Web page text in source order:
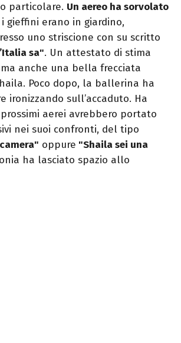
particolare. Un aereo ha sorvolato
gieffini erano in giardino,
uno striscione con su scritto
sa". Un attestato di stima
anche una bella frecciata
Poco dopo, la ballerina ha
ironizzando sull’accaduto. Ha
aerei avrebbero portato
nei suoi confronti, del tipo
oppure "Shaila sei una
ha lasciato spazio allo